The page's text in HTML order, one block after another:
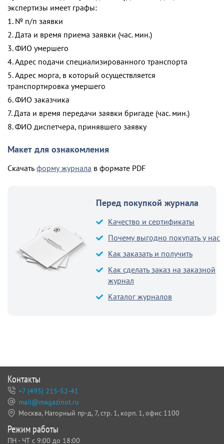
экспертизы имеет графы:
1. № п/п заявки
2. Дата и время приема заявки (час. мин.)
3. ФИО умершего
4. Адрес подачи специализированного транспорта
5. Адрес морга, в который осуществляется
транспортировка умершего
6. ФИО заказчика
7. Дата и время передачи заявки бригаде (час. мин.)
8. ФИО диспетчера, принявшего заявку
Макет для ознакомления
Скачать форму журнала в формате PDF
Перед покупкой журнала
Качество и сертификаты
Почему выгодно покупать у нас
Как заказать и получить
Как сделать заказ на заказной
журнал
Каталог журналов
Контакты
+7 (495) 215-52-41
mail@magazinot.ru
Москва, Нагорный пр-д, 7, стр. 1, корп. 1, офис 1100
Режим работы
ПН - ЧТ с 9:00 до 18:00